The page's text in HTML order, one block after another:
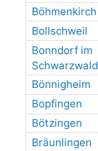
Böhmenkirch
Bollschweil
Bonndorf im
Schwarzwald
Bönnigheim
Bopfingen
Bötzingen
Bräunlingen